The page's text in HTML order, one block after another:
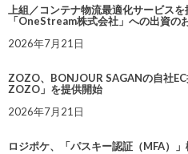
上組／コンテナ物流最適化サービス
「OneStream株式会社」への出資の
2026年7月21日
ZOZO、BONJOUR SAGANの自社
ZOZO」を提供開始
2026年7月21日
ロジポケ、「パスキー認証（MFA）